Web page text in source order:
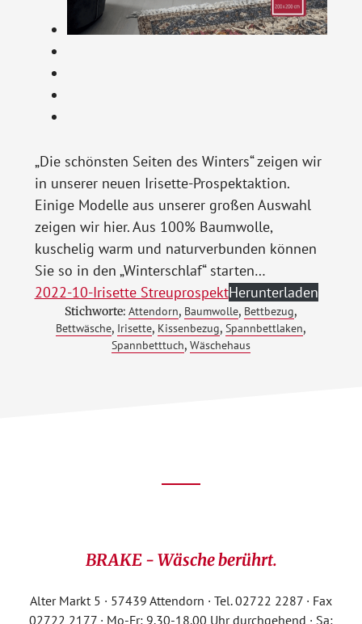
„Die schönsten Seiten des Winters“ zeigen wir
in unserer neuen Irisette-Prospektaktion.
Einige Modelle aus unserer großen Auswahl
zeigen wir hier. Aus 100% Baumwolle,
kuschelig warm und naturverbunden können
Sie so in den „Winterschlaf“ starten…
2022-10-Irisette StreuprospektHerunterladen
Stichworte: Attendorn, Baumwolle, Bettbezug,
Bettwäsche, Irisette, Kissenbezug, Spannbettlaken,
Spannbetttuch, Wäschehaus
BRAKE - Wäsche berührt.
Alter Markt 5 · 57439 Attendorn · Tel. 02722 2287 · Fax
02722 2177 · Mo-Fr: 9.30-18.00 Uhr durchgehend · Sa: